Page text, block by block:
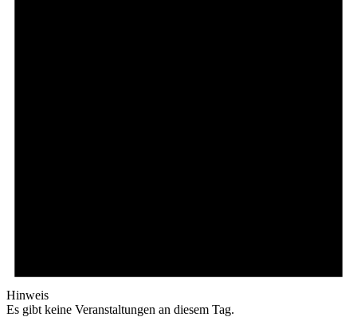
Hinweis
Es gibt keine Veranstaltungen an diesem Tag.